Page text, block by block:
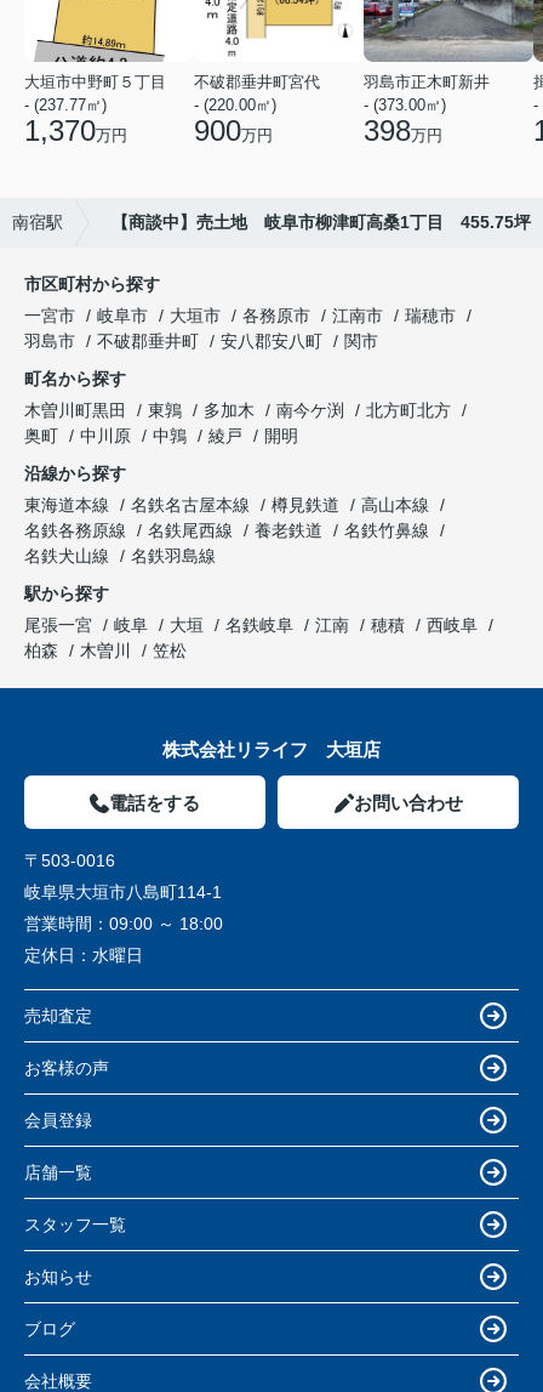
大垣市中野町５丁目
- (237.77㎡)
1,370万円
不破郡垂井町宮代
- (220.00㎡)
900万円
羽島市正木町新井
- (373.00㎡)
398万円
-
南宿駅 【商談中】売土地 岐阜市柳津町高桑1丁目 455.75坪
市区町村から探す
一宮市
岐阜市 大垣市 各務原市 江南市
瑞穂市
羽島市
不破郡垂井町 安八郡安八町
関市
町名から探す
木曽川町黒田
東鶉 多加木 南今ケ渕
北方町北方
奥町
中川原 中鶉 綾戸
開明
沿線から探す
東海道本線
名鉄名古屋本線 樽見鉄道
高山本線
名鉄各務原線
名鉄尾西線 養老鉄道
名鉄竹鼻線
名鉄犬山線
名鉄羽島線
駅から探す
尾張一宮
岐阜 大垣 名鉄岐阜 江南 穂積
西岐阜
柏森
木曽川 笠松
株式会社リライフ 大垣店
電話をする お問い合わせ
〒503-0016
岐阜県大垣市八島町114-1
営業時間： 09:00 ～ 18:00
定休日： 水曜日
売却査定
お客様の声
会員登録
店舗一覧
スタッフ一覧
お知らせ
ブログ
会社概要